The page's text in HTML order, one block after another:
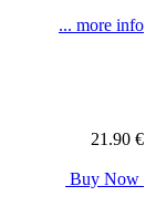
... more info
21.90 €
Buy Now